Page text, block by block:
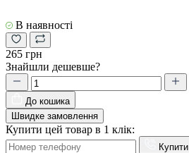
В наявності
265 грн
Знайшли дешевше?
До кошика
Швидке замовлення
Купити цей товар в 1 клік:
Купити